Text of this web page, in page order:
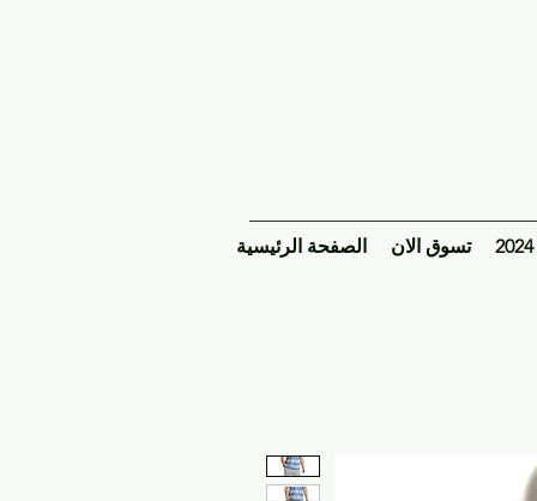
الصفحة الرئيسية تسوق الان